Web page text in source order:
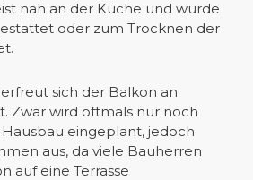
nah an der Küche und wurde
oder zum Trocknen der
sich der Balkon an
Zwar wird oftmals nur noch
eingeplant, jedoch
aus, da viele Bauherren
auf eine Terrasse